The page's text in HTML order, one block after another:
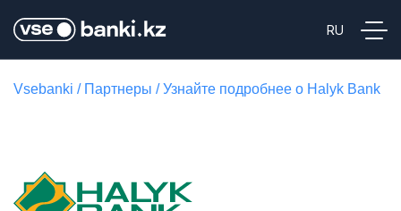
Vsebanki / Партнеры /Узнайте подробнее о Halyk Bank